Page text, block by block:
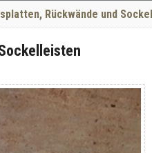
Rückwände und